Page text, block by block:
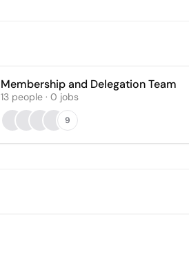
Membership and Delegation Team
13 people · 0 jobs
9